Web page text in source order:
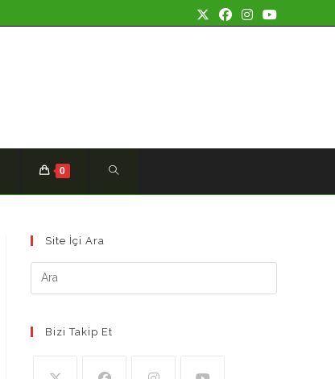
0 TOGGLE
SEARCH
Site İçi Ara
Bizi Takip Et